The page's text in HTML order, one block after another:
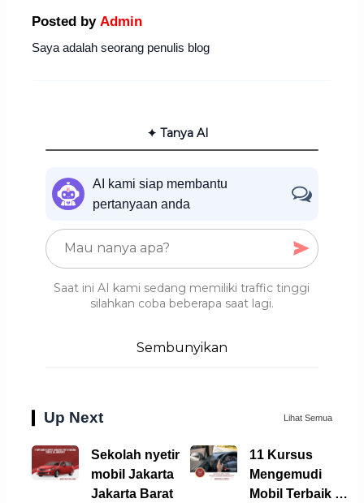
Posted by Admin
Saya adalah seorang penulis blog
✦ Tanya AI
AI kami siap membantu
pertanyaan anda
Saat ini AI kami sedang memiliki traffic tinggi
silahkan coba beberapa saat lagi.
Sembunyikan
Up Next Lihat Semua
Sekolah nyetir
mobil Jakarta
Jakarta Barat
11 Kursus
Mengemudi
Mobil Terbaik di